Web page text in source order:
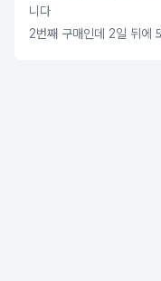
니다
2번째 구매인데 2일 뒤에